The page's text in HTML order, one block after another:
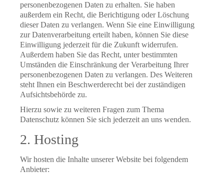
personenbezogenen Daten zu erhalten. Sie haben
außerdem ein Recht, die Berichtigung oder Löschung
dieser Daten zu verlangen. Wenn Sie eine Einwilligung
zur Datenverarbeitung erteilt haben, können Sie diese
Einwilligung jederzeit für die Zukunft widerrufen.
Außerdem haben Sie das Recht, unter bestimmten
Umständen die Einschränkung der Verarbeitung Ihrer
personenbezogenen Daten zu verlangen. Des Weiteren
steht Ihnen ein Beschwerderecht bei der zuständigen
Aufsichtsbehörde zu.
Hierzu sowie zu weiteren Fragen zum Thema
Datenschutz können Sie sich jederzeit an uns wenden.
2. Hosting
Wir hosten die Inhalte unserer Website bei folgendem
Anbieter: